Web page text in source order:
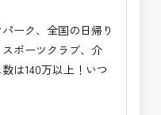
ーク、全国の日帰り
ポーツクラブ、介
は140万以上！いつ